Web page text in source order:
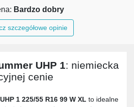
Bardzo dobry
szczegółowe opinie
UHP 1: niemiecka
cenie
1 225/55 R16 99 W XL to idealne